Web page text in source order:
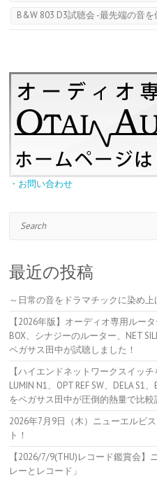
B&W 803 D3試聴会 -最先端の音
・お問い合わせ
最近の投稿
～日常の音をドラマチックに染め
【2026年版】オーディオ専用ルー
BOX、シナジーのルーター、NET
ペガサス田中が試聴しました！
【ハイエンドネットワークスイッ
LUMIN N1、OPT REF SW、DELA
をペガサス田中が圧倒的熱量で比較
2026年7月9日（木）ニューエルビ
ト！
【2026/7/9(THU)レコード鑑賞会】
レーとレコード」